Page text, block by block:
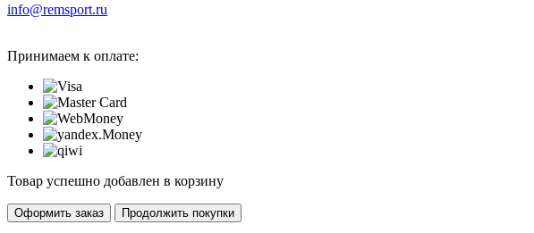
info@remsport.ru
Принимаем к оплате:
Товар успешно добавлен в корзину
Оформить заказ Продолжить покупки